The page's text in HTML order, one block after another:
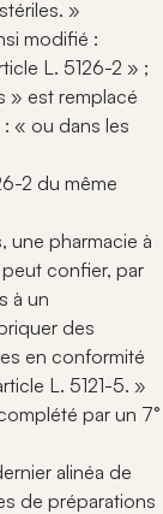
»
modifié :
L. 5126-2 » ;
» est remplacé
« ou dans les
2 du même
une pharmacie à
confier, par
à un
des
en conformité
L. 5121-5. »
par un 7°
alinéa de
de préparations